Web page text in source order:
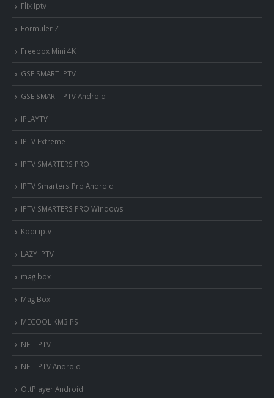
Flix Iptv
Formuler Z
Freebox Mini 4K
‎GSE SMART IPTV
GSE SMART IPTV Android
IPLAYTV
IPTV Extreme
IPTV SMARTERS PRO
IPTV Smarters Pro Android
IPTV SMARTERS PRO Windows
Kodi iptv
LAZY IPTV
mag box
Mag Box
MECOOL KM3 PS
NET IPTV
NET IPTV Android
OttPlayer Android